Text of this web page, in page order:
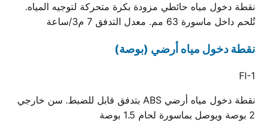
نقطة دخول مياه حائطي مزودة بكرة متحركة لتوجيه المياه.
تُلحم داخل ماسورة 63 مم. معدل التدفق 7 م3/ساعة
نقطة دخول مياه أرضي (بوصة)
FI-1
نقطة دخول مياه أرضي ABS بتدفق قابل للضبط. سن خارجي
2 بوصة ويوصل بماسورة لحام 1.5 بوصة